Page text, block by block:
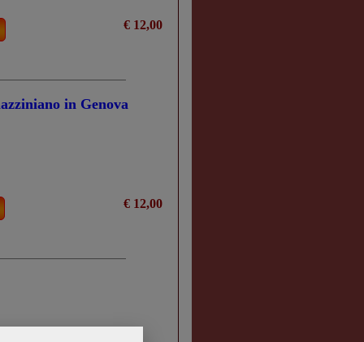
€ 12,00
in Genova
€ 12,00